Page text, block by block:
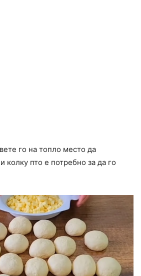
го на топло место да
колку пто е потребно за да го